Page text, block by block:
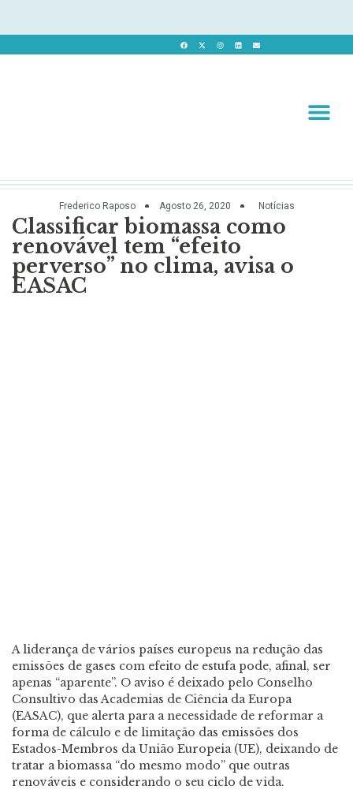
Frederico Raposo Agosto 26, 2020 Notícias
Classificar biomassa como
renovável tem “efeito
perverso” no clima, avisa o
EASAC
A liderança de vários países europeus na redução das
emissões de gases com efeito de estufa pode, afinal, ser
apenas “aparente”. O aviso é deixado pelo Conselho
Consultivo das Academias de Ciência da Europa
(EASAC), que alerta para a necessidade de reformar a
forma de cálculo e de limitação das emissões dos
Estados-Membros da União Europeia (UE), deixando de
tratar a biomassa “do mesmo modo” que outras
renováveis e considerando o seu ciclo de vida.